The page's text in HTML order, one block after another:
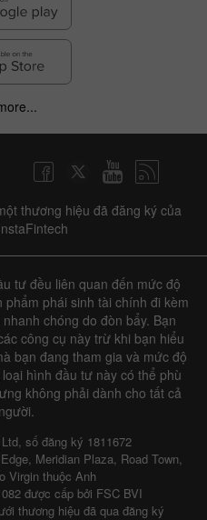
thương hiệu đã đăng ký của
tư đều liên quan đến mức độ
phái sinh tài chính đi kèm
chóng do đòn bẩy. Bạn
công cụ này trừ khi bạn hiểu
bạn đang tham gia và mức độ
hình đầu tư này có thể phù
không phải dành cho tất cả
số đăng ký 1811672
Meridian Plaza, Road Town,
Virgin thuộc Anh
được cấp bởi FSC BVI
thương hiệu đã qua đăng ký